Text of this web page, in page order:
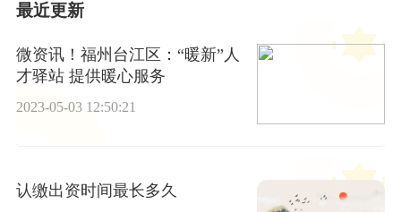
最近更新
微资讯！福州台江区：“暖新”人
才驿站 提供暖心服务
2023-05-03 12:50:21
认缴出资时间最长多久